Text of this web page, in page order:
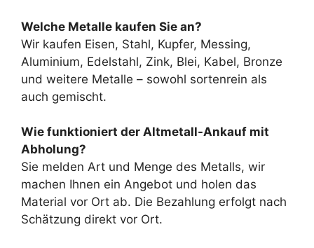
Welche Metalle kaufen Sie an?
Wir kaufen Eisen, Stahl, Kupfer, Messing,
Aluminium, Edelstahl, Zink, Blei, Kabel, Bronze
und weitere Metalle – sowohl sortenrein als
auch gemischt.
Wie funktioniert der Altmetall-Ankauf mit
Abholung?
Sie melden Art und Menge des Metalls, wir
machen Ihnen ein Angebot und holen das
Material vor Ort ab. Die Bezahlung erfolgt nach
Schätzung direkt vor Ort.